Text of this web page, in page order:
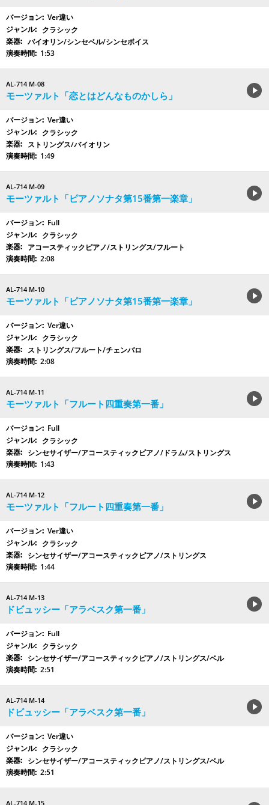
Ver違い
クラシック
バイオリン/シンセベル/シンセボイス
1:53
AL-714 M-08
モーツァルト「恋とはどんなものかしら」
Ver違い
クラシック
ストリングス/バイオリン
1:49
AL-714 M-09
モーツァルト「ピアノソナタ第15番第一楽章」
Full
クラシック
アコースティックピアノ/ストリングス/フルート
2:08
AL-714 M-10
モーツァルト「ピアノソナタ第15番第一楽章」
Ver違い
クラシック
ストリングス/フルート/チェンバロ
2:08
AL-714 M-11
モーツァルト「フルート四重奏第一番」
Full
クラシック
シンセサイザー/アコースティックピアノ/ドラム/ストリングス
1:43
AL-714 M-12
モーツァルト「フルート四重奏第一番」
Ver違い
クラシック
シンセサイザー/アコースティックピアノ/ストリングス
1:44
AL-714 M-13
ドビュッシー「アラベスク第一番」
Full
クラシック
シンセサイザー/アコースティックピアノ/ストリングス/ベル
2:51
AL-714 M-14
ドビュッシー「アラベスク第一番」
Ver違い
クラシック
シンセサイザー/アコースティックピアノ/ストリングス/ベル
2:51
AL-714 M-15